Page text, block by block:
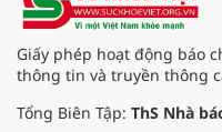
Giấy phép hoạt động báo
thông tin và truyền thông
Tổng Biên Tập: ThS Nhà